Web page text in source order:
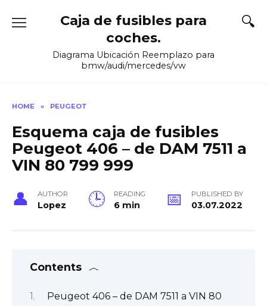
Caja de fusibles para
coches.
Diagrama Ubicación Reemplazo para
bmw/audi/mercedes/vw
HOME » PEUGEOT
Esquema caja de fusibles
Peugeot 406 – de DAM 7511 a
VIN 80 799 999
AUTHOR
Lopez
READING
6 min
PUBLISHED BY
03.07.2022
Contents
Peugeot 406 – de DAM 7511 a VIN 80